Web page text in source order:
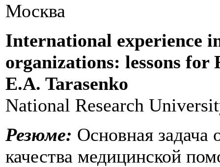
Москва
International experience
organizations: lessons for
E.A. Tarasenko
National Research
Резюме: Основная задача
качества медицинской